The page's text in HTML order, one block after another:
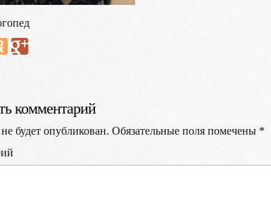
комментарий
будет опубликован. Обязательные поля помечены *